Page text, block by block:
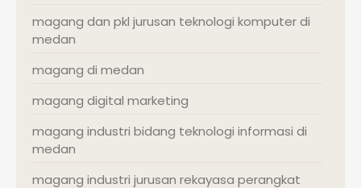
magang dan pkl jurusan teknologi komputer di
medan
magang di medan
magang digital marketing
magang industri bidang teknologi informasi di
medan
magang industri jurusan rekayasa perangkat